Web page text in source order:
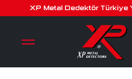
XP Metal Dedektör Türkiye